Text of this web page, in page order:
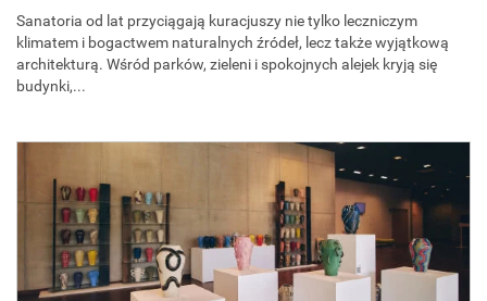
Sanatoria od lat przyciągają kuracjuszy nie tylko leczniczym
klimatem i bogactwem naturalnych źródeł, lecz także wyjątkową
architekturą. Wśród parków, zieleni i spokojnych alejek kryją się
budynki,...